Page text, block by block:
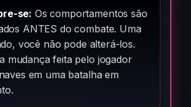
se: Os comportamentos são
ANTES do combate. Uma
você não pode alterá-los.
mudança feita pelo jogador
em uma batalha em